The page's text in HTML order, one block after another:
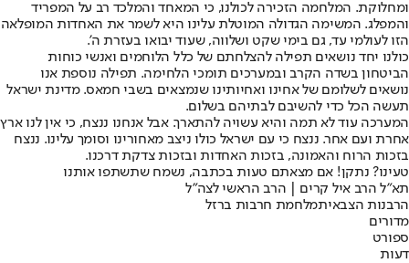
ומחלוקת. המלחמה הזכירה לכולנו, כי המאחד והמלכד רב על המפריד
והמפלג. המשימה הגדולה המוטלת עלינו היא לשמר את האחדות המופלאה
הזו לעולמי עד, גם בימי שקט ושלווה, שעוד יבואו בעזרת ה'.
כולנו יחד נושאים תפילה להצלחתם של כלל הלוחמים ואנשי כוחות
הביטחון בשדה הקרב ובמערכים תומכי הלחימה. תפילה נוספת אנו
נושאים לשלומם של אחינו ואחיותינו שנמצאים בשבי חמאס. מדינת ישראל
תעשה הכל כדי להשיבם לבתיהם בשלום.
המערכה עוד לא תמה והיא עשויה להתארך. אבל אנחנו ננצח, כי אין לנו ארץ
אחרת ועם אחר. ננצח כי עם ישראל כולו ניצב מאחורינו וסומך עלינו. ננצח
בזכות הרוח והאמונה, בזכות האחדות ובזכות צדקת דרכנו.
טעינו? נתקן! אם מצאתם טעות בכתבה, נשמח שתשתפו אותנו
תא"ל הרב איל קרים | הרב הראשי לצה"ל
הרבנות הצבאיתמלחמת חרבות ברזל
מדורים
ספורט
דעות